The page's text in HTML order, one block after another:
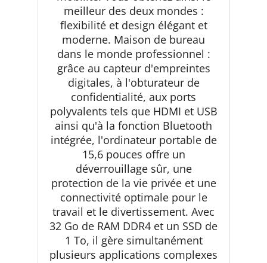
meilleur des deux mondes :
flexibilité et design élégant et
moderne. Maison de bureau
dans le monde professionnel :
grâce au capteur d'empreintes
digitales, à l'obturateur de
confidentialité, aux ports
polyvalents tels que HDMI et USB
ainsi qu'à la fonction Bluetooth
intégrée, l'ordinateur portable de
15,6 pouces offre un
déverrouillage sûr, une
protection de la vie privée et une
connectivité optimale pour le
travail et le divertissement. Avec
32 Go de RAM DDR4 et un SSD de
1 To, il gère simultanément
plusieurs applications complexes